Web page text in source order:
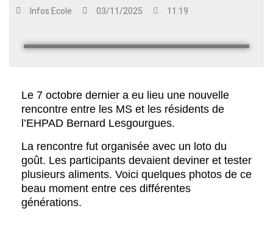
Infos Ecole 03/11/2025 11:19
Le 7 octobre dernier a eu lieu une nouvelle
rencontre entre les MS et les résidents de
l’EHPAD Bernard Lesgourgues.
La rencontre fut organisée avec un loto du
goût. Les participants devaient deviner et tester
plusieurs aliments. Voici quelques photos de ce
beau moment entre ces différentes
générations.